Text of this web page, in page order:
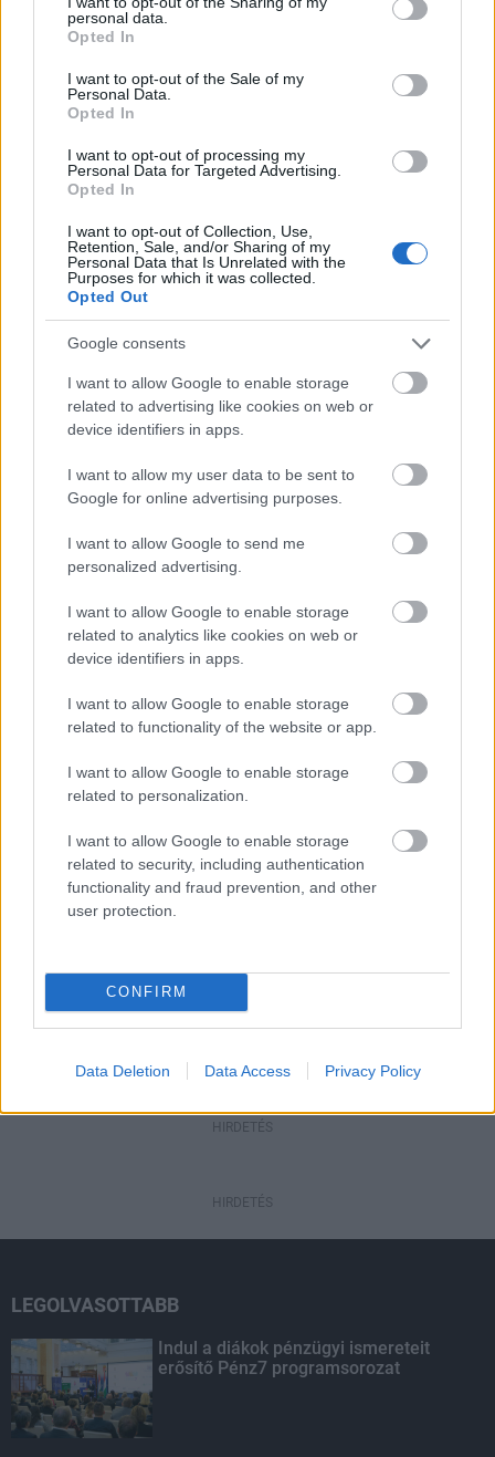
grant or deny consent to Google and its third-party tags to
use your data for below specified purposes in below Google
consent section.
personal data.
Opted In
I want to opt-out of the Sale of my
Personal Data.
Opted In
I want to opt-out of processing my
Personal Data for Targeted Advertising.
Opted In
I want to opt-out of Collection, Use,
Retention, Sale, and/or Sharing of my
Personal Data that Is Unrelated with the
Purposes for which it was collected.
Opted Out
Google consents
I want to allow Google to enable storage
related to advertising like cookies on web or
device identifiers in apps.
I want to allow my user data to be sent to
Google for online advertising purposes.
I want to allow Google to send me
personalized advertising.
I want to allow Google to enable storage
related to analytics like cookies on web or
device identifiers in apps.
I want to allow Google to enable storage
related to functionality of the website or app.
I want to allow Google to enable storage
related to personalization.
I want to allow Google to enable storage
related to security, including authentication
functionality and fraud prevention, and other
user protection.
CONFIRM
Data Deletion Data Access Privacy Policy
HÍRLEVÉL
E-mail cím
Feliratkozom a hírlevélre és elfogadom azadatvédelmi
szabályzatot!
FELIRATKOZÁS
LEGFRISSEBB
KECSKEMÉTEN IS SZAKIRÁNYÚ
TOVÁBBKÉPZÉSEKKEL ERŐSÍT A GÁL FERENC
EGYETEM
Országos hírek
A LAKOSSÁGRA IS FONTOS SZEREP HÁRUL A
SZÚNYOGINVÁZIÓ ELKERÜLÉSÉBEN
Országos hírek
Túlfogyasztás napja - július 30-ra
évre elegendő erőforrásait
Helyi hírek
- csaknem 17 millió tonnával - messze a legnagyobb termelő.
HIRDETÉS
HIRDETÉS
LEGOLVASOTTABB
Indul a diákok pénzügyi ismereteit
erősítő Pénz7 programsorozat